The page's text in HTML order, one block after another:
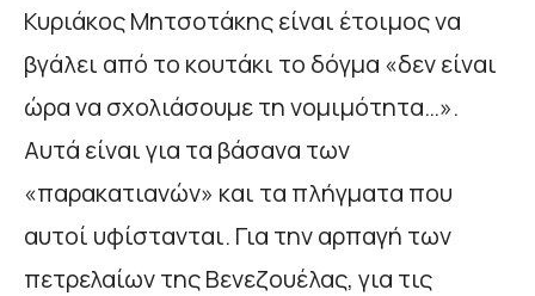
Κυριάκος Μητσοτάκης είναι έτοιμος να
βγάλει από το κουτάκι το δόγμα «δεν είναι
ώρα να σχολιάσουμε τη νομιμότητα…».
Αυτά είναι για τα βάσανα των
«παρακατιανών» και τα πλήγματα που
αυτοί υφίστανται. Για την αρπαγή των
πετρελαίων της Βενεζουέλας, για τις